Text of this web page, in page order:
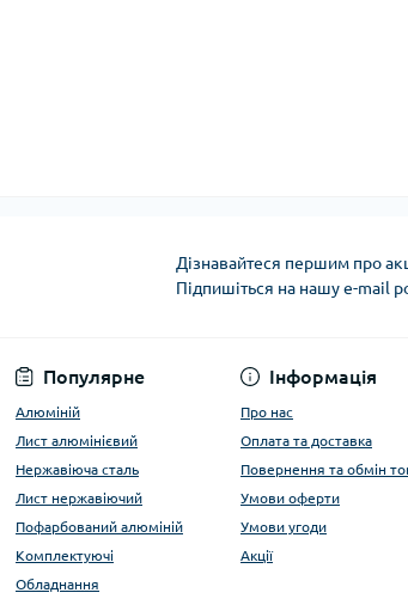
Дізнавайтеся першим про
Підпишіться на нашу e-mail
Популярне
Алюміній
Лист алюмінієвий
Нержавіюча сталь
Лист нержавіючий
Пофарбований алюміній
Комплектуючі
Обладнання
Інформація
Про нас
Оплата та доставка
Повернення та обмін
Умови оферти
Умови угоди
Акції